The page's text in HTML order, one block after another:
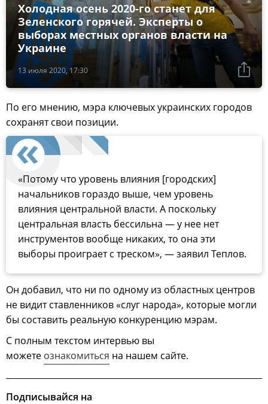
13 июля 2020, 17:30
Холодная осень 2020-го станет для
Зеленского горячей. Эксперты о
выборах местных органов власти на
Украине
По его мнению, мэра ключевых украинских городов
сохранят свои позиции.
«Потому что уровень влияния [городских]
начальников гораздо выше, чем уровень
влияния центральной власти. А поскольку
центральная власть бессильна — у нее нет
инструментов вообще никаких, то она эти
выборы проиграет с треском», — заявил Теплов.
Он добавил, что ни по одному из областных центров
не видит ставленников «слуг народа», которые могли
бы составить реальную конкуренцию мэрам.
С полным текстом интервью вы
можете ознакомиться на нашем сайте.
Подписывайся на